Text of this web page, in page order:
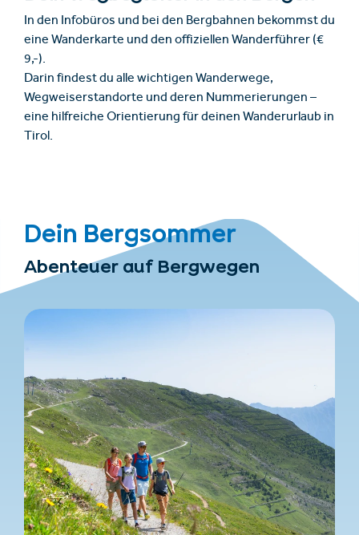
In den Infobüros und bei den Bergbahnen bekommst du
eine Wanderkarte und den offiziellen Wanderführer (€
9,-).
Darin findest du alle wichtigen Wanderwege,
Wegweiserstandorte und deren Nummerierungen –
eine hilfreiche Orientierung für deinen Wanderurlaub in
Tirol.
Dein Bergsommer
Abenteuer auf Bergwegen